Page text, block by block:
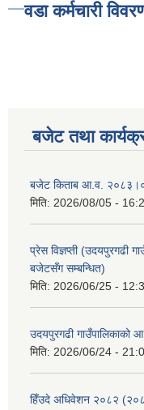
वडा कर्मचारी
बजेट तथा
बजेट किताब आ.व.
मिति: 2026/08/05 -
प्रेस विज्ञप्ती (उदयपुरगढी
बजेटसँग सम्बन्धित)
मिति: 2026/06/25 -
उदयपुरगढी
मिति: 2026/06/24 -
हिँउदे अधिवेशन २०८२